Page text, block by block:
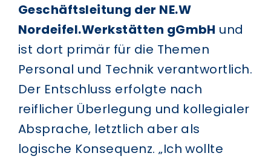
Geschäftsleitung der NE.W
Nordeifel.Werkstätten gGmbH und
ist dort primär für die Themen
Personal und Technik verantwortlich.
Der Entschluss erfolgte nach
reiflicher Überlegung und kollegialer
Absprache, letztlich aber als
logische Konsequenz. „Ich wollte